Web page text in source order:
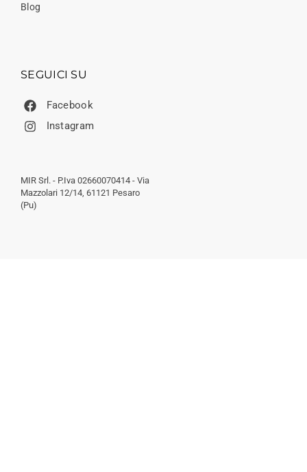
Blog
SEGUICI SU
Facebook
Instagram
MIR Srl. - P.Iva 02660070414 - Via
Mazzolari 12/14, 61121 Pesaro
(Pu)